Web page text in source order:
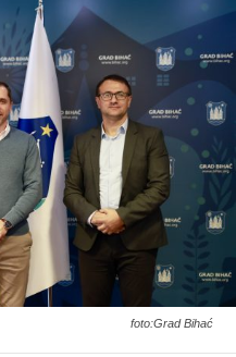
foto:Grad Bihać